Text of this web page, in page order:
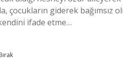
çocukların giderek bağımsız
ifade etme…